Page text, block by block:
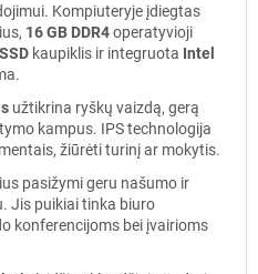
Kompiuteryje įdiegtas
16 GB DDR4operatyvioji
kaupiklis ir integruota Intel
užtikrina ryškų vaizdą, gerą
kampus. IPS technologija
žiūrėti turinį ar mokytis.
pasižymi geru našumo ir
Jis puikiai tinka biuro
konferencijoms bei įvairioms